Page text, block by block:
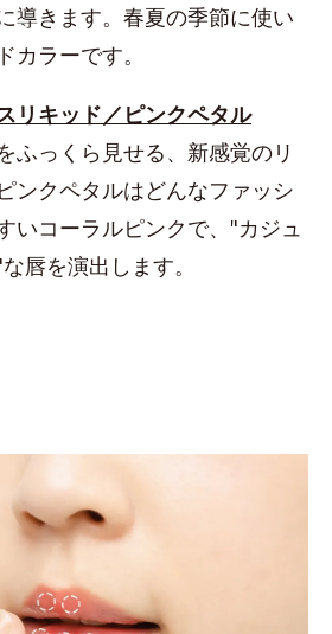
導きます。春夏の季節に使い
カラーです。
リキッド／ピンクペタル
ふっくら見せる、新感覚のリ
ンクペタルはどんなファッシ
いコーラルピンクで、"カジュ
唇を演出します。